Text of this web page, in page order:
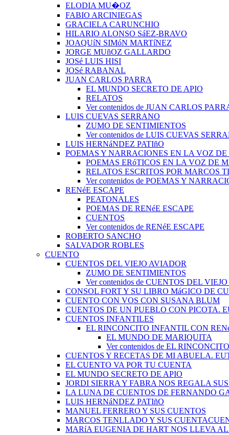
ELODIA MU�OZ
FABIO ARCINIEGAS
GRACIELA CARUNCHIO
HILARIO ALONSO SáEZ-BRAVO
JOAQUíN SIMóN MARTíNEZ
JORGE MUñOZ GALLARDO
JOSé LUIS HISI
JOSé RABANAL
JUAN CARLOS PARRA
EL MUNDO SECRETO DE APIO
RELATOS
Ver contenidos de JUAN CARLOS
LUIS CUEVAS SERRANO
ZUMO DE SENTIMIENTOS
Ver contenidos de LUIS CUEVAS
LUIS HERNáNDEZ PATIñO
POEMAS Y NARRACIONES EN LA VOZ DE
POEMAS ERóTICOS EN LA VOZ DE
RELATOS ESCRITOS POR MARCOS
Ver contenidos de POEMAS Y
RENéE ESCAPE
PEATONALES
POEMAS DE RENéE ESCAPE
CUENTOS
Ver contenidos de RENéE ESCAPE
ROBERTO SANCHO
SALVADOR ROBLES
CUENTO
CUENTOS DEL VIEJO AVIADOR
ZUMO DE SENTIMIENTOS
Ver contenidos de CUENTOS DEL
CONSOL FORT Y SU LIBRO MáGICO DE
CUENTO CON VOS CON SUSANA BLUM
CUENTOS DE UN PUEBLO CON PICOTA.
CUENTOS INFANTILES
EL RINCONCITO INFANTIL CON
EL MUNDO DE MARIQUITA
Ver contenidos de EL
CUENTOS Y RECETAS DE MI ABUELA.
EL CUENTO VA POR TU CUENTA
EL MUNDO SECRETO DE APIO
JORDI SIERRA Y FABRA NOS REGALA
LA LUNA DE CUENTOS DE FERNANDO
LUIS HERNáNDEZ PATIñO
MANUEL FERRERO Y SUS CUENTOS
MARCOS TENLLADO Y SUS
MARíA EUGENIA DE HART NOS LLEVA